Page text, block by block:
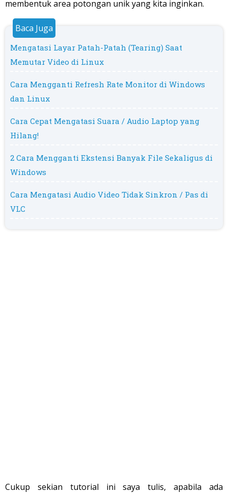
membentuk area potongan unik yang kita inginkan.
Mengatasi Layar Patah-Patah (Tearing) Saat
Memutar Video di Linux
Cara Mengganti Refresh Rate Monitor di Windows
dan Linux
Cara Cepat Mengatasi Suara / Audio Laptop yang
Hilang!
2 Cara Mengganti Ekstensi Banyak File Sekaligus di
Windows
Cara Mengatasi Audio Video Tidak Sinkron / Pas di
VLC
Cukup sekian tutorial ini saya tulis, apabila ada